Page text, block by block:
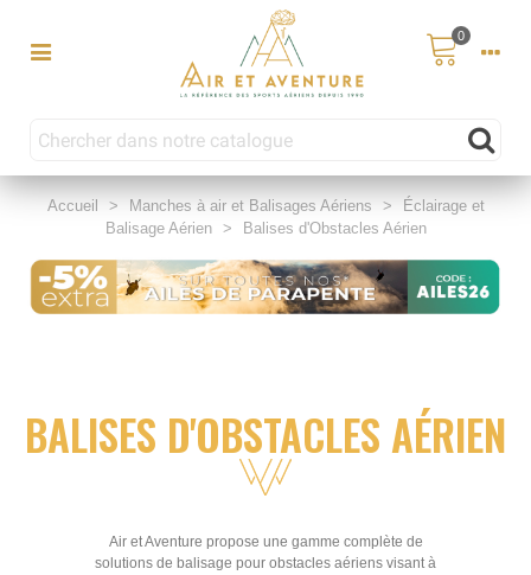
0
Accueil > Manches à air et Balisages Aériens >
Éclairage et
Balisage Aérien
> Balises d'Obstacles Aérien
BALISES D'OBSTACLES AÉRIEN
Air et Aventure propose une gamme complète de
solutions de balisage pour obstacles aériens visant à